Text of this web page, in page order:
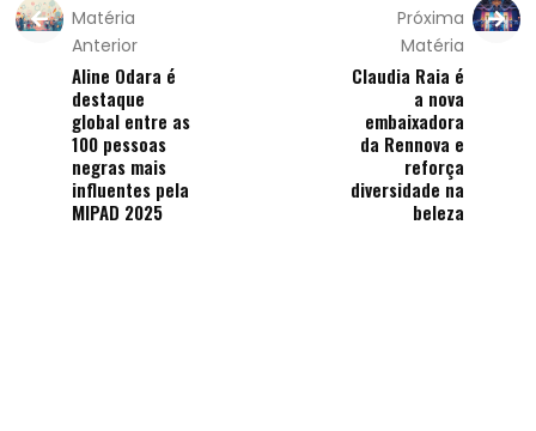
Matéria
Anterior
Aline Odara é
destaque
global entre as
100 pessoas
negras mais
influentes pela
MIPAD 2025
Próxima
Matéria
Claudia Raia é
a nova
embaixadora
da Rennova e
reforça
diversidade na
beleza